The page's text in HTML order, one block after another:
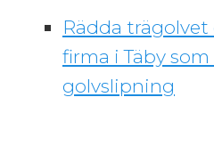
Rädda
firma i Täby
golvslipning